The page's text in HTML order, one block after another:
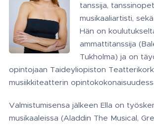
tanssija,
musikaaliartisti,
Hän on
ammattitanssija
Tukholma) ja on
opintojaan Taideyliopiston
musiikkiteatterin
Valmistumisensa jälkeen Ella on
musikaaleissa (Aladdin The Musical,